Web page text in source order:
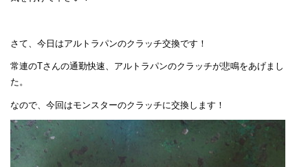
さて、今日はアルトラパンのクラッチ交換です！
常連のTさんの通勤快速、アルトラパンのクラッチが悲鳴をあげまし
た。
なので、今回はモンスターのクラッチに交換します！